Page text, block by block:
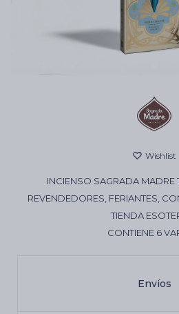
INCIENSO SAGRADA MADRE
REVENDEDORES, FERIANTES,
TIENDA
CONTIENE 6
Envíos
Cartas de Tarot
Artículos Esotéricos